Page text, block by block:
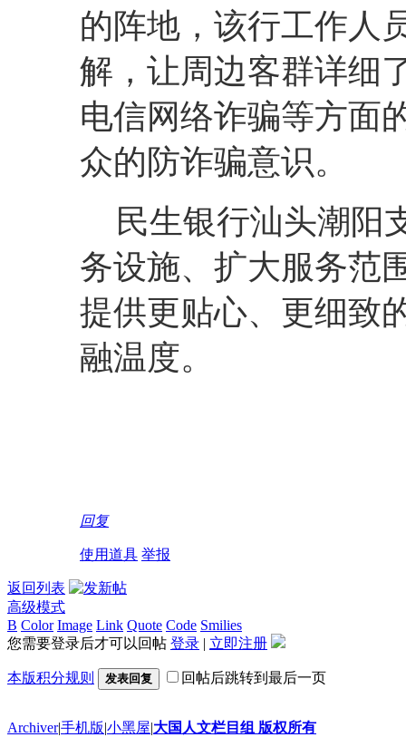
的阵地，该行工作人
解，让周边客群详细
电信网络诈骗等方面
众的防诈骗意识。
民生银行汕头潮阳
务设施、扩大服务范
提供更贴心、更细致
融温度。
回复
使用道具 举报
返回列表
高级模式
B Color Image Link Quote Code Smilies
您需要登录后才可以回帖 登录 | 立即注册
本版积分规则 发表回复 回帖后跳转到最后一页
Archiver|手机版|小黑屋|大国人文栏目组 版权所有